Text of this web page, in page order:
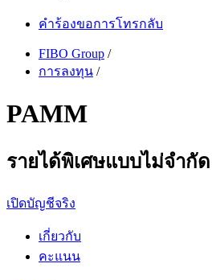
คำร้องขอการโทรกลับ
FIBO Group /
การลงทุน /
PAMM
รายได้พิเศษแบบไม่จำกัด
เปิดบัญชีจริง
เกี่ยวกับ
คะแนน